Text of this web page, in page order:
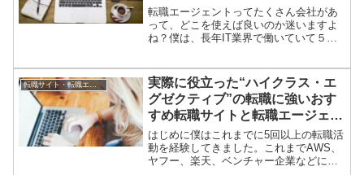
エージェント
転職エージェントってたくさん会社があ
って、どこを使えば良いのか迷いますよ
ね？僕は、長年IT業界で働いていて５回
転職してきましたが、いつも転職サイト
や転職エージェントを使って求人を探し
ました。また、IT・WEB・ゲーム業界
は、基本的にエンジニアの移動が多い業
界です。またサーバサイド・フロントエ
ンド・iOS・Android等 たくさんの職種が
あります。転職エージェントを選ぶ際
も、この業界に詳しいエージェントを選
実際に役立った“ハイクラス・エ
グゼクティブ”の転職に強いおす
すめ転職サイトと転職エージェン
ト
はじめに僕はこれまでに5回以上の転職活
動を経験してきました。これまでAWS、
ヤフー、楽天、ベンチャー企業などに転